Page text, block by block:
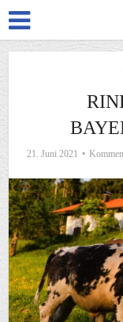
21. Juni 2021